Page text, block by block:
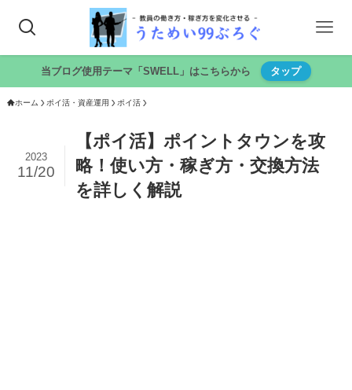
当ブログ使用テーマ「SWELL」はこちらから タップ
ホーム ポイ活・資産運用 ポイ活
【ポイ活】ポイントタウンを攻
略！使い方・稼ぎ方・交換方法
を詳しく解説
2023
11/20